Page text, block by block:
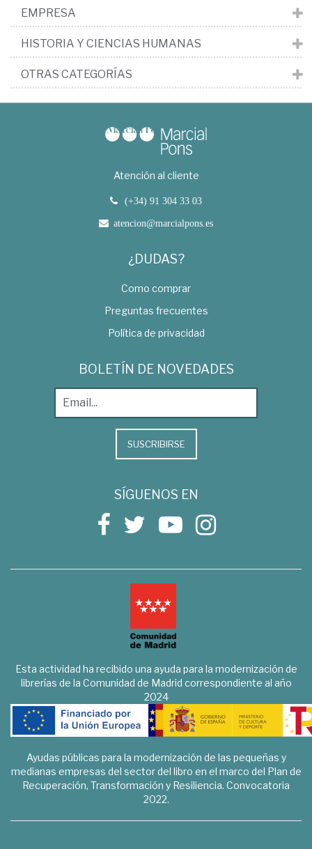
EMPRESA
HISTORIA Y CIENCIAS HUMANAS
OTRAS CATEGORÍAS
Atención al cliente
(+34) 91 304 33 03
atencion@marcialpons.es
¿DUDAS?
Como comprar
Preguntas frecuentes
Política de privacidad
BOLETÍN DE NOVEDADES
SUSCRIBIRSE
SÍGUENOS EN
Esta actividad ha recibido una ayuda para la modernización de
librerías de la Comunidad de Madrid correspondiente al año
2024
Ayudas públicas para la modernización de las pequeñas y
medianas empresas del sector del libro en el marco del Plan de
Recuperación, Transformación y Resiliencia. Convocatoria
2022.